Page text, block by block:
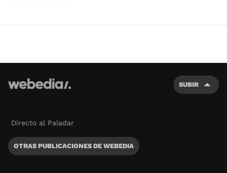
SUBIR
Directo al Paladar
OTRAS PUBLICACIONES DE WEBEDIA